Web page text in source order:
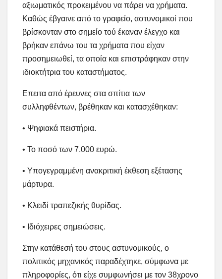
αξιωματικός προκειμένου να πάρει να χρήματα.
Καθώς έβγαινε από το γραφείο, αστυνομικοί που
βρίσκονταν στο σημείο τού έκαναν έλεγχο και
βρήκαν επάνω του τα χρήματα που είχαν
προσημειωθεί, τα οποία και επιστράφηκαν στην
ιδιοκτήτρια του καταστήματος.
Επειτα από έρευνες στα σπίτια των
συλληφθέντων, βρέθηκαν και κατασχέθηκαν:
• Ψηφιακά πειστήρια.
• Το ποσό των 7.000 ευρώ.
• Υπογεγραμμένη ανακριτική έκθεση εξέτασης
μάρτυρα.
• Κλειδί τραπεζικής θυρίδας.
• Ιδιόχειρες σημειώσεις.
Στην κατάθεσή του στους αστυνομικούς, ο
πολιτικός μηχανικός παραδέχτηκε, σύμφωνα με
πληροφορίες, ότι είχε συμφωνήσει με τον 38χρονο